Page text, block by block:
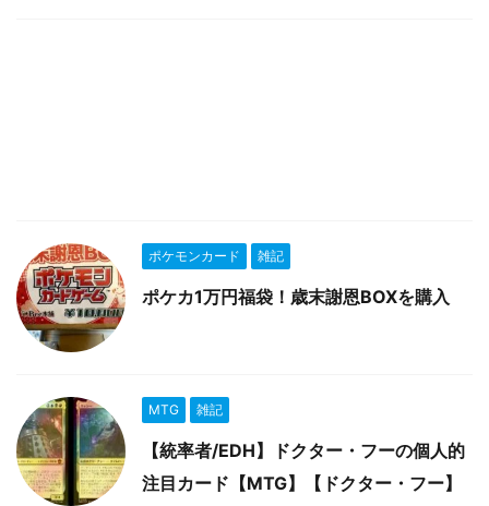
ポケモンカード 雑記
ポケカ1万円福袋！歳末謝恩BOXを購入
MTG 雑記
【統率者/EDH】ドクター・フーの個人的
注目カード【MTG】【ドクター・フー】